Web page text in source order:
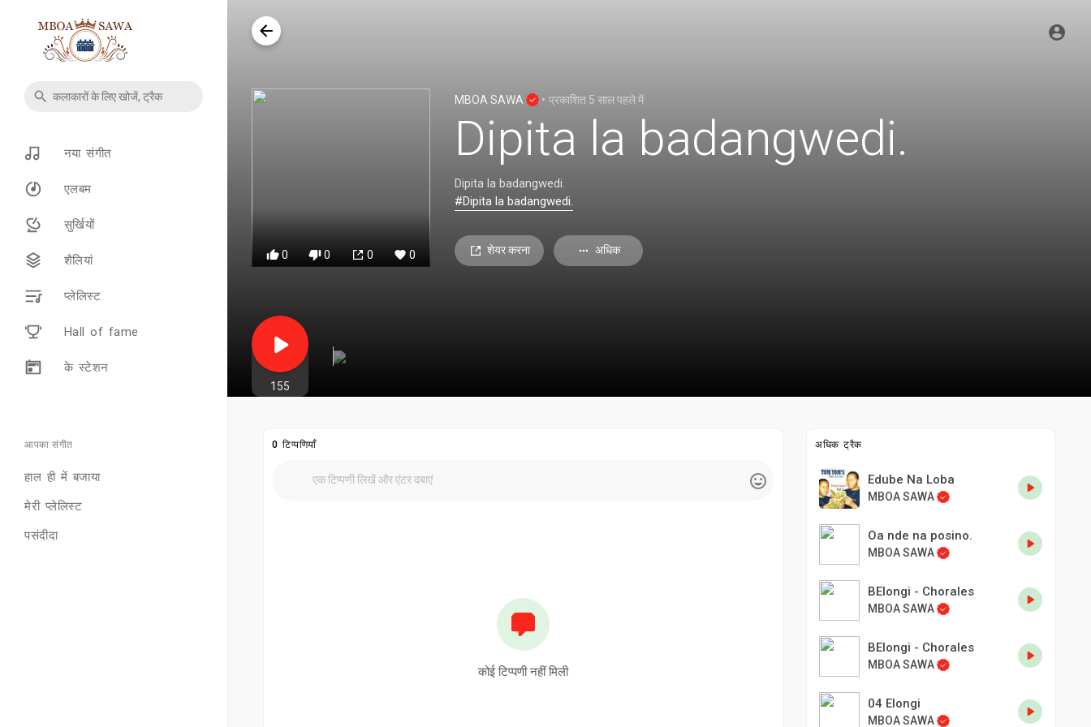
नया संगीत
एलबम
सुर्खियों
शैलियां
प्लेलिस्ट
Hall of fame
के स्टेशन
आपका संगीत
हाल ही में बजाया
मेरी प्लेलिस्ट
पसंदीदा
0 0 0 0
MBOA SAWA • प्रकाशित 5 साल पहलेमें
Dipita la badangwedi.
Dipita la badangwedi.
#Dipita la badangwedi.
शेयर करना अधिक
155
0 टिप्पणियाँ
कोई टिप्पणी नहीं मिली
अधिक ट्रैक
Edube Na Loba
MBOA SAWA
Oa nde na posino.
MBOA SAWA
BElongi - Chorales
MBOA SAWA
BElongi - Chorales
MBOA SAWA
04 Elongi
MBOA SAWA